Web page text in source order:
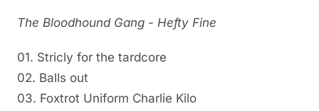
The Bloodhound Gang - Hefty Fine
01. Stricly for the tardcore
02. Balls out
03. Foxtrot Uniform Charlie Kilo